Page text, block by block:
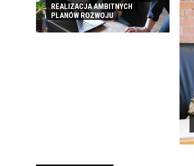
REALIZACJA AMBITNYCH
PLANÓW ROZWOJU